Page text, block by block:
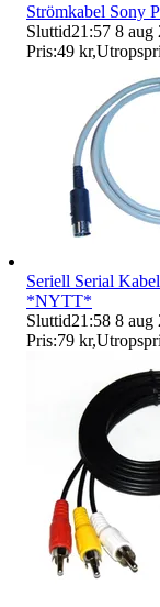
Strömkabel Sony
Sluttid21:57 8 aug
Pris:49 kr,
Seriell Serial
*NYTT*
Sluttid21:58 8 aug
Pris:79 kr,